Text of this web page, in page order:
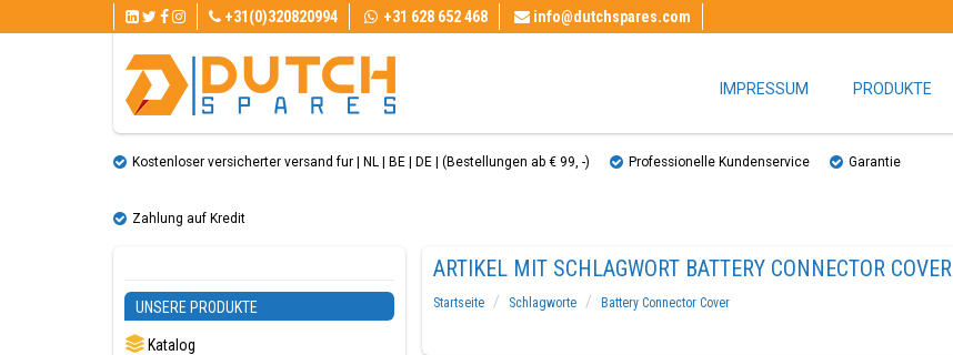
+31(0)320820994 +31 628 652 468 info@dutchspares.com
IMPRESSUM PRODUKTE
Kostenloser versicherter versand fur | NL | BE | DE | (Bestellungen ab € 99, ​​-) Professionelle Kundenservice Garantie
Zahlung auf Kredit
UNSERE PRODUKTE
Katalog
ARTIKEL MIT SCHLAGWORT BATTERY CONNECTOR COVER
Startseite Schlagworte
Battery Connector Cover